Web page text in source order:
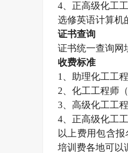
4 、正高级化工
选修英语计算机
证书查询
证书统一查询网
收费标准
1
、助理化工工
2 、化工工程师
3 、高级化工工
4 、正高级化工
以上费用包含
培训费各地可以